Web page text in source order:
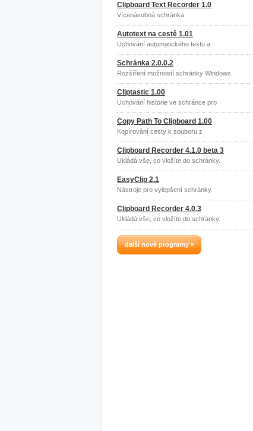
Clipboard Text Recorder 1.0
Vícenásobná schránka.
Autotext na cestě 1.01
Uchování automatického textu a
následné vložení.
Schránka 2.0.0.2
Rozšíření možností schránky Windows.
Cliptastic 1.00
Uchování historie ve schránce pro
kopírování.
Copy Path To Clipboard 1.00
Kopírování cesty k souboru z
průzkumníku.
Clipboard Recorder 4.1.0 beta 3
Ukládá vše, co vložíte do schránky.
EasyClip 2.1
Nástroje pro vylepšení schránky.
Clipboard Recorder 4.0.3
Ukládá vše, co vložíte do schránky.
další nové programy »